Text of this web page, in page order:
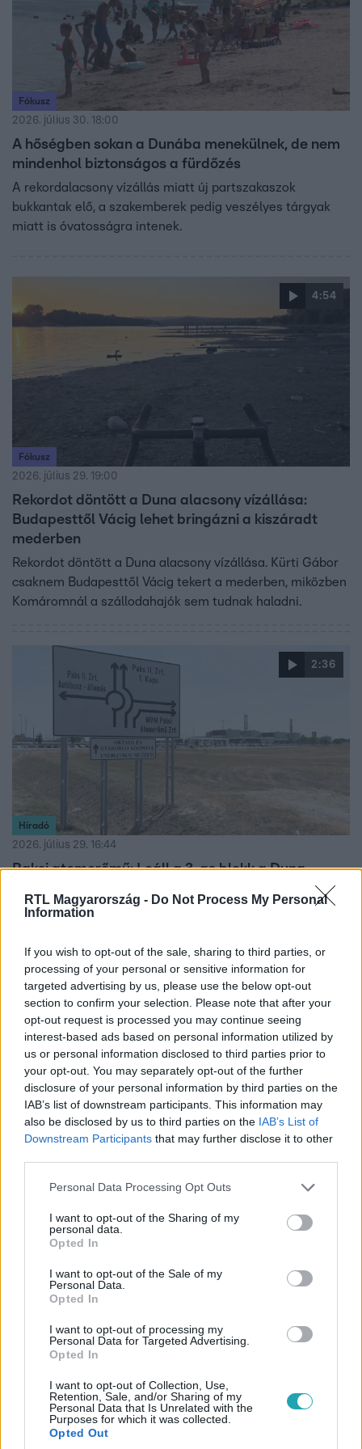
RTL Magyarország - Do Not Process My Personal
Information
If you wish to opt-out of the sale, sharing to third parties, or
processing of your personal or sensitive information for
targeted advertising by us, please use the below opt-out
section to confirm your selection. Please note that after your
opt-out request is processed you may continue seeing
interest-based ads based on personal information utilized by
us or personal information disclosed to third parties prior to
your opt-out. You may separately opt-out of the further
disclosure of your personal information by third parties on the
IAB’s list of downstream participants. This information may
also be disclosed by us to third parties on the IAB’s List of
Downstream Participants that may further disclose it to other
Please note that this website/app uses one or more Google
not limited to your visit or usage behaviour. You may click to
grant or deny consent to Google and its third-party tags to
use your data for below specified purposes in below Google
consent section.
Personal Data Processing Opt Outs
I want to opt-out of the Sharing of my
personal data.
Opted In
I want to opt-out of the Sale of my
Personal Data.
Opted In
I want to opt-out of processing my
Personal Data for Targeted Advertising.
Opted In
I want to opt-out of Collection, Use,
Retention, Sale, and/or Sharing of my
Personal Data that Is Unrelated with the
Purposes for which it was collected.
Opted Out
Fókusz
2026. július 30. 18:00
A hőségben sokan a Dunába menekülnek, de nem
mindenhol biztonságos a fürdőzés
A rekordalacsony vízállás miatt új partszakaszok
bukkantak elő, a szakemberek pedig veszélyes tárgyak
miatt is óvatosságra intenek.
4:54
Fókusz
2026. július 29. 19:00
Rekordot döntött a Duna alacsony vízállása:
Budapesttől Vácig lehet bringázni a kiszáradt
mederben
Rekordot döntött a Duna alacsony vízállása. Kürti Gábor
csaknem Budapesttől Vácig tekert a mederben, miközben
Komáromnál a szállodahajók sem tudnak haladni.
2:36
Híradó
2026. július 29. 16:44
Paksi atomerőmű: Leáll a 3-as blokk a Duna
alacsony vízállása miatt – Áramimport jöhet?
A Duna rekordalacsony vízállása miatt leállították a paksi
jelentősen emelkedhet.
Történelmi mélypontra süllyedt a Velencei-tó,
bezártak több gárdonyi strandot
Történelmi mélyponton a Velencei-tó és a Duna vízállása,
miközben a Balatonnál is többszáz métert kell gyalogolni
a sekély vízben.